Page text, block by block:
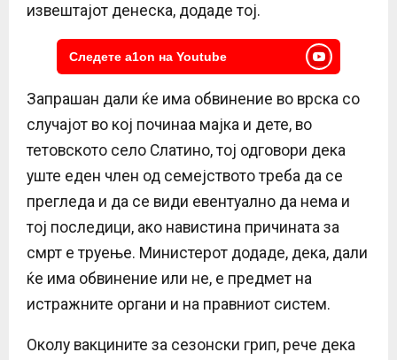
извештајот денеска, додаде тој.
Следете a1on на Youtube
Запрашан дали ќе има обвинение во врска со
случајот во кој починаа мајка и дете, во
тетовското село Слатино, тој одговори дека
уште еден член од семејството треба да се
прегледа и да се види евентуално да нема и
тој последици, ако навистина причината за
смрт е труење. Министерот додаде, дека, дали
ќе има обвинение или не, е предмет на
истражните органи и на правниот систем.
Околу вакцините за сезонски грип, рече дека